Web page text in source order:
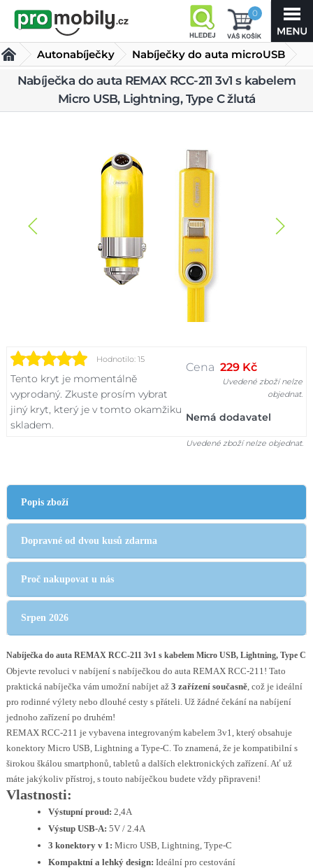
0
Autonabíječky Nabíječky do auta microUSB
Nabíječka do auta REMAX RCC-211 3v1 s kabelem Micro
USB, Lightning, Type C žlutá
Nabíječka do auta REMAX RCC-211 3v1 s kabelem
Micro USB, Lightning, Type C žlutá
Hodnotilo: 15
Tento kryt je momentálně
vyprodaný. Zkuste prosím vybrat
jiný kryt, který je v tomto okamžiku
skladem.
Cena 229 Kč
Uvedené zboží nelze
objednat.
Nemá dodavatel
Uvedené zboží nelze objednat.
Popis zboží
Dopravné od dvou kusů zdarma
Proč nakupovat u nás
Srpen 2026
Nabíječka do auta REMAX RCC-211 3v1 s kabelem Micro USB, Lightning, Type C
Objevte revoluci v nabíjení s nabíječkou do auta REMAX RCC-211! Tato
praktická nabíječka vám umožní nabíjet až 3 zařízení současně, což je ideální
pro rodinné výlety nebo dlouhé cesty s přáteli. Už žádné čekání na nabíjení
jednoho zařízení po druhém!
REMAX RCC-211 je vybavena integrovaným kabelem 3v1, který obsahuje
konektory Micro USB, Lightning a Type-C. To znamená, že je kompatibilní s
širokou škálou smartphonů, tabletů a dalších elektronických zařízení. Ať už
máte jakýkoliv přístroj, s touto nabíječkou budete vždy připraveni!
Vlastnosti:
Výstupní proud: 2,4A
Výstup USB-A: 5V / 2.4A
3 konektory v 1: Micro USB, Lightning, Type-C
Kompaktní a lehký design: Ideální pro cestování